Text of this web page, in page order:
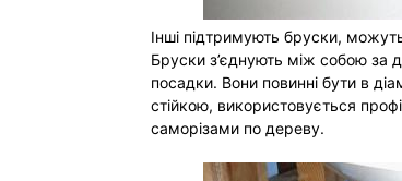
Інші підтримують бруски,
Бруски з’єднують між собою за
посадки. Вони повинні бути в
стійкою, використовується
саморізами по дереву.